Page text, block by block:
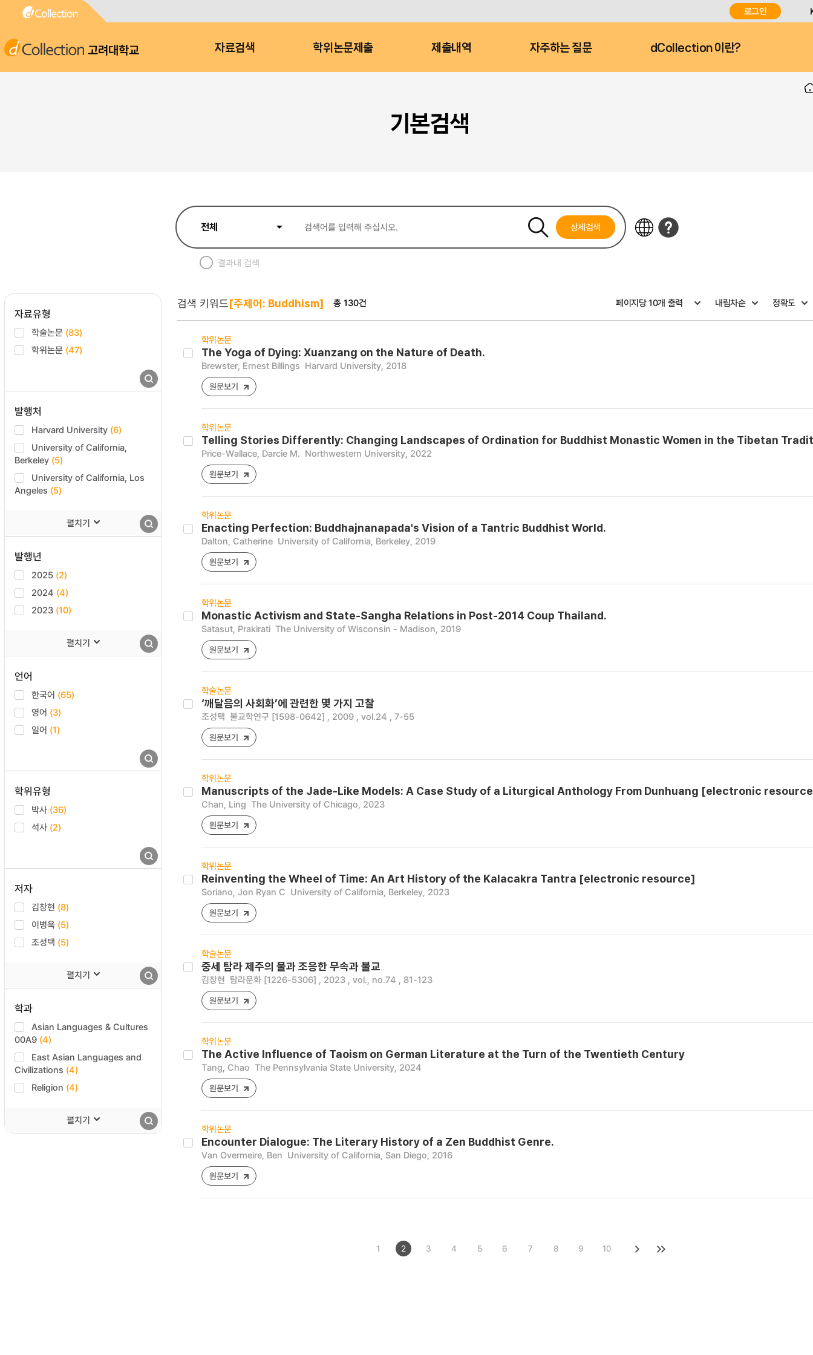
로그인
고려대학교 자료검색 학위논문제출 제출내역 자주하는 질문 dCollection 이란?
기본검색
상세검색
결과내 검색
자료유형
학술논문 (83)
학위논문 (47)
발행처
Harvard University (6)
University of California,
Berkeley (5)
University of California, Los
Angeles (5)
펼치기
발행년
2025 (2)
2024 (4)
2023 (10)
펼치기
언어
한국어 (65)
영어 (3)
일어 (1)
학위유형
박사 (36)
석사 (2)
저자
김창현 (8)
이병욱 (5)
조성택 (5)
펼치기
학과
Asian Languages & Cultures
00A9 (4)
East Asian Languages and
Civilizations (4)
Religion (4)
펼치기
검색 키워드[주제어: Buddhism] 총 130건
학위논문
The Yoga of Dying: Xuanzang on the Nature of Death.
Brewster, Ernest Billings Harvard University, 2018
원문보기
학위논문
Telling Stories Differently: Changing Landscapes of Ordination for Buddhist Monastic Women in the Tibetan
Price-Wallace, Darcie M. Northwestern University, 2022
원문보기
학위논문
Enacting Perfection: Buddhajnanapada's Vision of a Tantric Buddhist World.
Dalton, Catherine University of California, Berkeley, 2019
원문보기
학위논문
Monastic Activism and State-Sangha Relations in Post-2014 Coup Thailand.
Satasut, Prakirati The University of Wisconsin - Madison, 2019
원문보기
학술논문
‘깨달음의 사회화’에 관련한 몇 가지 고찰
조성택 불교학연구 [1598-0642] , 2009 , vol.24 , 7-55
원문보기
학위논문
Manuscripts of the Jade-Like Models: A Case Study of a Liturgical Anthology From Dunhuang [electronic
Chan, Ling The University of Chicago, 2023
원문보기
학위논문
Reinventing the Wheel of Time: An Art History of the Kalacakra Tantra [electronic resource]
Soriano, Jon Ryan C University of California, Berkeley, 2023
원문보기
학술논문
중세 탐라 제주의 물과 조응한 무속과 불교
김창현 탐라문화 [1226-5306] , 2023 , vol., no.74 , 81-123
원문보기
학위논문
The Active Influence of Taoism on German Literature at the Turn of the Twentieth Century
Tang, Chao The Pennsylvania State University, 2024
원문보기
학위논문
Encounter Dialogue: The Literary History of a Zen Buddhist Genre.
Van Overmeire, Ben University of California, San Diego, 2016
원문보기
1 2 3 4 5 6 7 8 9 10